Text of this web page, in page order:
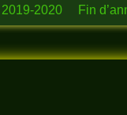
2020 Fin